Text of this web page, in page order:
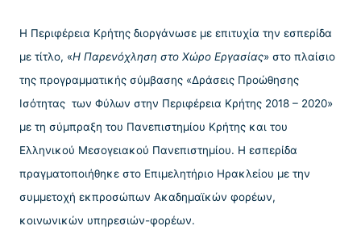
Η Περιφέρεια Κρήτης διοργάνωσε με επιτυχία την εσπερίδα
με τίτλο, «Η Παρενόχληση στο Χώρο Εργασίας» στο πλαίσιο
της προγραμματικής σύμβασης «Δράσεις Προώθησης
Ισότητας των Φύλων στην Περιφέρεια Κρήτης 2018 – 2020»
με τη σύμπραξη του Πανεπιστημίου Κρήτης και του
Ελληνικού Μεσογειακού Πανεπιστημίου. Η εσπερίδα
πραγματοποιήθηκε στο Επιμελητήριο Ηρακλείου με την
συμμετοχή εκπροσώπων Ακαδημαϊκών φορέων,
κοινωνικών υπηρεσιών-φορέων.